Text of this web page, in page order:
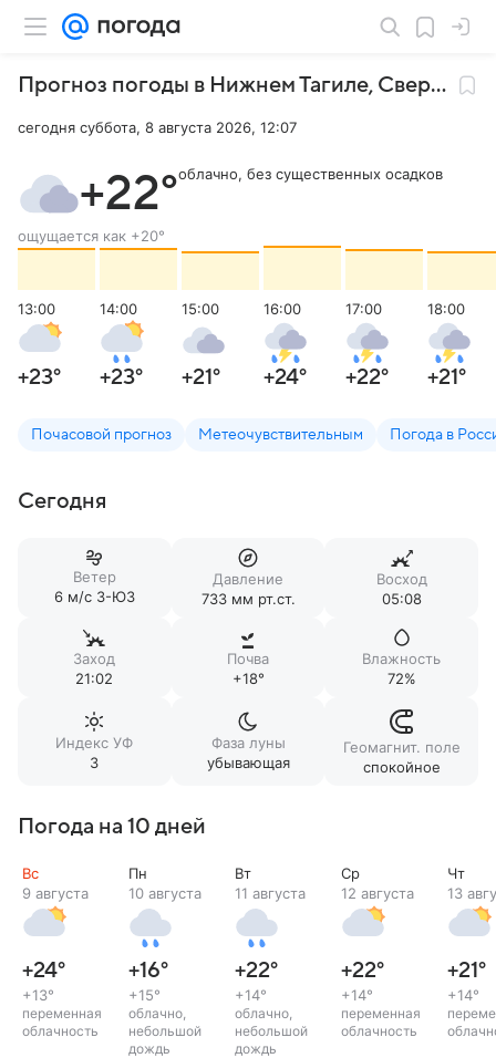
Прогноз погоды в Нижнем Тагиле, Свердловская область
сегодня суббота, 8 августа 2026, 12:07
+22°
ощущается как +20°
облачно, без существенных осадков
13:00
+23°
14:00
+23°
15:00
+21°
16:00
+24°
17:00
+22°
18:00
+21°
Почасовой прогноз Метеочувствительным Погода в
Сегодня
Ветер
6 м/c З-ЮЗ
Давление
733 мм рт.ст.
Восход
05:08
Заход
21:02
Почва
+18°
Влажность
72%
Индекс УФ
3
Фаза луны
убывающая
Геомагнит. поле
спокойное
Погода на 10 дней
Вс
9 августа
+24°
+13°
переменная
облачность
Пн
10 августа
+16°
+15°
облачно,
небольшой
дождь
Вт
11 августа
+22°
+14°
облачно,
небольшой
дождь
Ср
12 августа
+22°
+14°
переменная
облачность
Чт
13
+21°
+14°